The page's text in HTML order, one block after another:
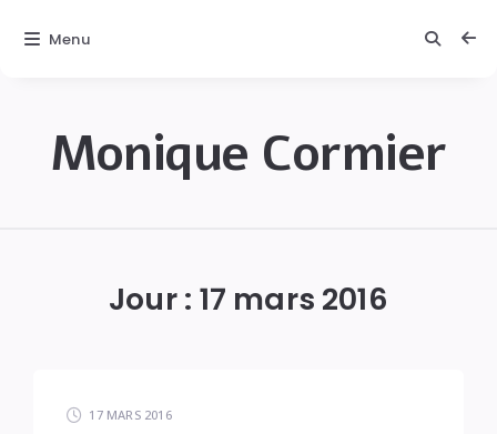
Monique Cormier
Jour : 17 mars 2016
17 MARS 2016
Menu